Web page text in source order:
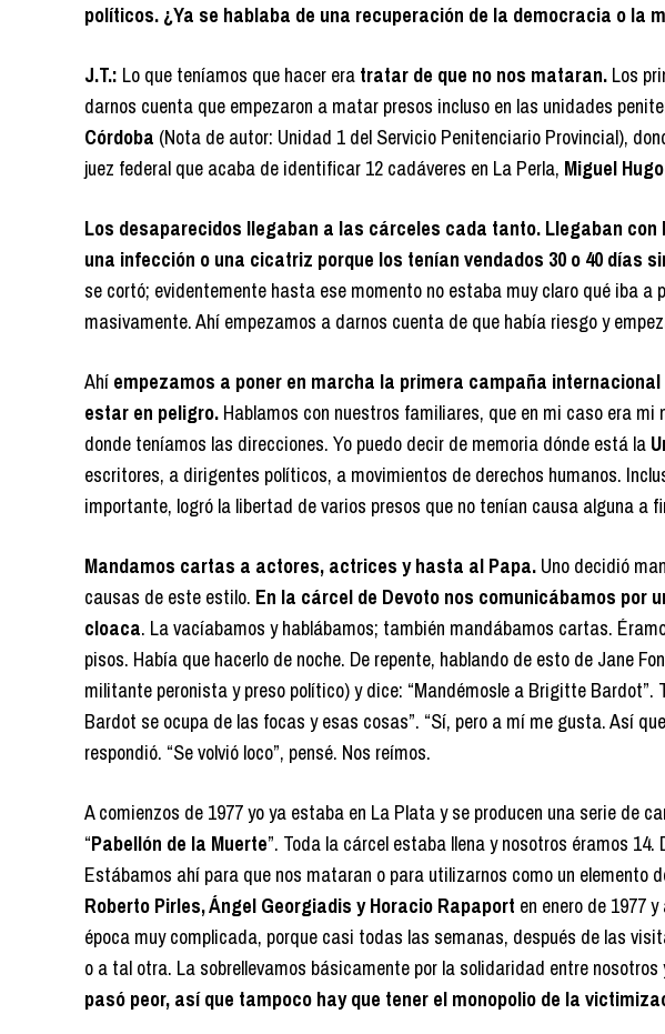
políticos. ¿Ya se hablaba de una recuperación de la democracia o la
J.T.: Lo que teníamos que hacer era tratar de que no nos mataran. Los
darnos cuenta que empezaron a matar presos incluso en las unidades
Córdoba (Nota de autor: Unidad 1 del Servicio Penitenciario Provincial),
juez federal que acaba de identificar 12 cadáveres en La Perla, Miguel
Los desaparecidos llegaban a las cárceles cada tanto. Llegaban
una infección o una cicatriz porque los tenían vendados 30 o 40 días
se cortó; evidentemente hasta ese momento no estaba muy claro qué iba a
masivamente. Ahí empezamos a darnos cuenta de que había riesgo y
Ahí empezamos a poner en marcha la primera campaña
estar en peligro. Hablamos con nuestros familiares, que en mi caso era
donde teníamos las direcciones. Yo puedo decir de memoria dónde está la
escritores, a dirigentes políticos, a movimientos de derechos humanos.
importante, logró la libertad de varios presos que no tenían causa alguna a
Mandamos cartas a actores, actrices y hasta al Papa. Uno decidió
causas de este estilo. En la cárcel de Devoto nos comunicábamos por
cloaca. La vacíabamos y hablábamos; también mandábamos cartas.
pisos. Había que hacerlo de noche. De repente, hablando de esto de Jane
militante peronista y preso político) y dice: “Mandémosle a Brigitte Bardot”.
Bardot se ocupa de las focas y esas cosas”. “Sí, pero a mí me gusta. Así
respondió. “Se volvió loco”, pensé. Nos reímos.
A comienzos de 1977 yo ya estaba en La Plata y se producen una serie de
“Pabellón de la Muerte”. Toda la cárcel estaba llena y nosotros éramos 14.
Estábamos ahí para que nos mataran o para utilizarnos como un elemento
Roberto Pirles, Ángel Georgiadis y Horacio Rapaport en enero de 1977 y
época muy complicada, porque casi todas las semanas, después de las
o a tal otra. La sobrellevamos básicamente por la solidaridad entre nosotros
pasó peor, así que tampoco hay que tener el monopolio de la